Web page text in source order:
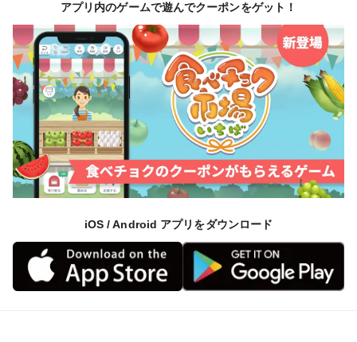
アプリ内のゲームで遊んでクーポンをゲット！
iOS / Android アプリをダウンロード